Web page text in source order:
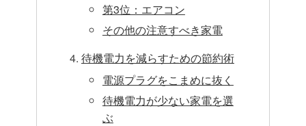
第3位：エアコン
その他の注意すべき家電
待機電力を減らすための節約術
電源プラグをこまめに抜く
待機電力が少ない家電を選
ぶ